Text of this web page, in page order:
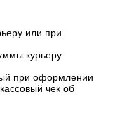
или при
курьеру
при оформлении
чек об